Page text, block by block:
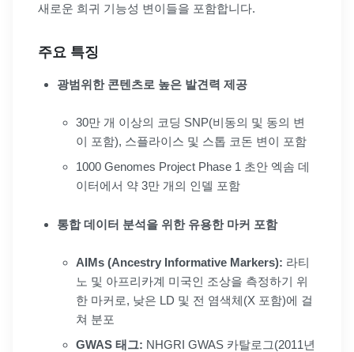
새로운 희귀 기능성 변이들을 포함합니다.
주요 특징
광범위한 콘텐츠로 높은 발견력 제공
30만 개 이상의 코딩 SNP(비동의 및 동의 변
이 포함), 스플라이스 및 스톱 코돈 변이 포함
1000 Genomes Project Phase 1 초안 엑솜 데
이터에서 약 3만 개의 인델 포함
통합 데이터 분석을 위한 유용한 마커 포함
AIMs (Ancestry Informative Markers): 라티
노 및 아프리카계 미국인 조상을 측정하기 위
한 마커로, 낮은 LD 및 전 염색체(X 포함)에 걸
쳐 분포
GWAS 태그: NHGRI GWAS 카탈로그(2011년